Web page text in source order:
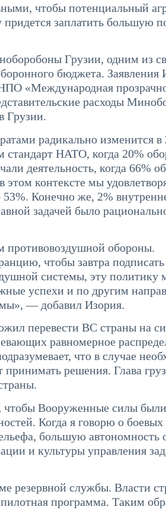
чтобы потенциальный
придется заплатить большую
Грузии, одним из
бюджета. Заявления
«Международная
расходы
Грузии.
радикально изменится в
НАТО, когда 20%
деятельность, когда 66%
контексте мы
Конечно же, 2%
задачей было
противовоздушной обороны.
чтобы завтра
системы, эту
успехи и по другим
— добавил Изория.
перевести ВС страны на
равномерное
что в случае
решения. Глава
чтобы Вооруженные силы
Когда я говорю о
большую автономность
и культуры управления
резервной службы. Власти
программа. Таким